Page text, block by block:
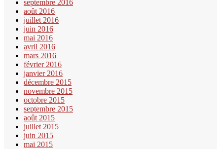
septembre 2016
août 2016
juillet 2016
juin 2016
mai 2016
avril 2016
mars 2016
février 2016
janvier 2016
décembre 2015
novembre 2015
octobre 2015
septembre 2015
août 2015
juillet 2015
juin 2015
mai 2015